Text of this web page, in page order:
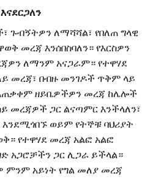
ጉብኝትዎን ለማሻሻል፣ የበለጠ ግላዊ
መረጃ እንሰበስባለን። የእርስዎን
ለማንም አናጋራም። የተዋሃደ
መረጃ፣ በብዙ መንገዶች ጥቅም ላይ
ዘይቤዎችዎን መረጃ ከሌሎች
መረጃዎች ጋር ልናጣምር እንችላለን፣
ወይም የትኞቹ ባህሪያት
የተዋሃደ መረጃ አልፎ አልፎ
አጋሮቻችን ጋር ሊጋራ ይችላል።
ምንም አይነት የግል መለያ መረጃ